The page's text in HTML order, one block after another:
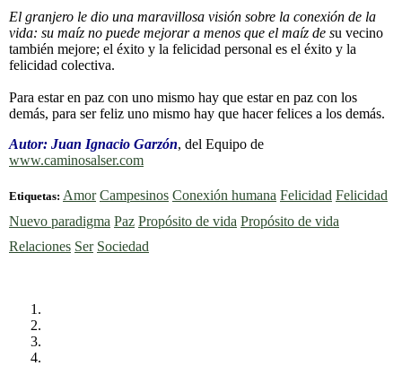
El granjero le dio una maravillosa visión sobre la conexión de la
vida: su maíz no puede mejorar a menos que el maíz de su vecino
también mejore; el éxito y la felicidad personal es el éxito y la
felicidad colectiva.
Para estar en paz con uno mismo hay que estar en paz con los
demás, para ser feliz uno mismo hay que hacer felices a los demás.
Autor: Juan Ignacio Garzón, del Equipo de
www.caminosalser.com
Etiquetas: Amor Campesinos Conexión humana Felicidad Felicidad
Nuevo paradigma Paz Propósito de vida Propósito de vida
Relaciones Ser Sociedad